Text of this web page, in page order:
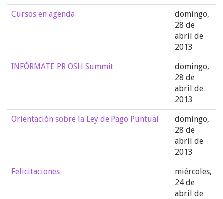
Cursos en agenda
domingo,
28 de
abril de
2013
INFÓRMATE PR OSH Summit
domingo,
28 de
abril de
2013
Orientación sobre la Ley de Pago Puntual
domingo,
28 de
abril de
2013
Felicitaciones
miércoles,
24 de
abril de